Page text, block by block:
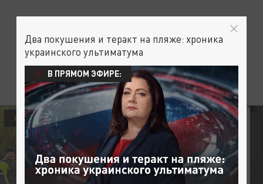
ОБЩЕСТВО
Два покушения и теракт на пляже: хроника
украинского ультиматума
В ПРЯМОМ ЭФИРЕ: